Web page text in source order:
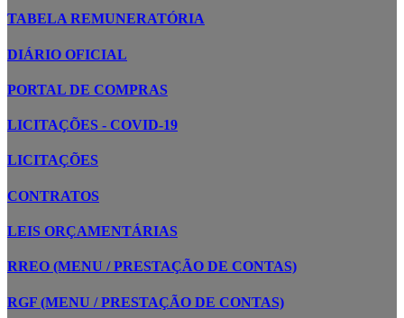
TABELA REMUNERATÓRIA
DIÁRIO OFICIAL
PORTAL DE COMPRAS
LICITAÇÕES - COVID-19
LICITAÇÕES
CONTRATOS
LEIS ORÇAMENTÁRIAS
RREO (MENU / PRESTAÇÃO DE CONTAS)
RGF (MENU / PRESTAÇÃO DE CONTAS)